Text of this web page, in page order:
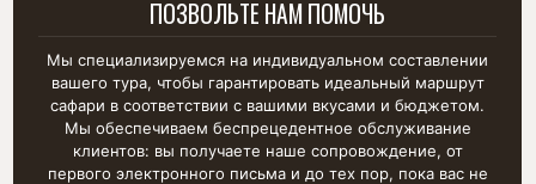
ПОЗВОЛЬТЕ НАМ ПОМОЧЬ
Мы специализируемся на индивидуальном составлении
вашего тура, чтобы гарантировать идеальный маршрут
сафари в соответствии с вашими вкусами и бюджетом.
Мы обеспечиваем беспрецедентное обслуживание
клиентов: вы получаете наше сопровождение, от
первого электронного письма и до тех пор, пока вас не